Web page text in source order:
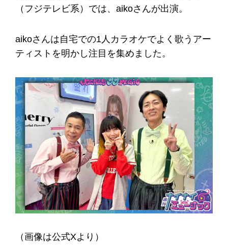
（フジテレビ系）では、aikoさんが出演。
aikoさんは自宅での1人カラオケでよく歌うアー
ティストを明かし注目を集めました。
（画像は公式Xより）